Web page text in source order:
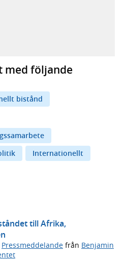
ny flik, extern webbplats,
webbplats,
flik, extern webbplats,
postklient,
med följande
bistånd
Internationellt
till Afrika,
Pressmeddelande från Benjamin